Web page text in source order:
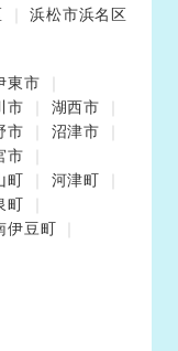
浜松市浜名区
東市
市
湖西市
市
沼津市
市
町
河津町
町
伊豆町